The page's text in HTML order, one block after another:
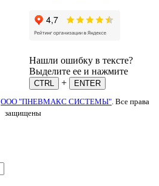
Нашли ошибку в тексте?
Выделите ее и нажмите
CTRL +
ENTER
ООО "ПНЕВМАКС СИСТЕМЫ" . Все права
защищены